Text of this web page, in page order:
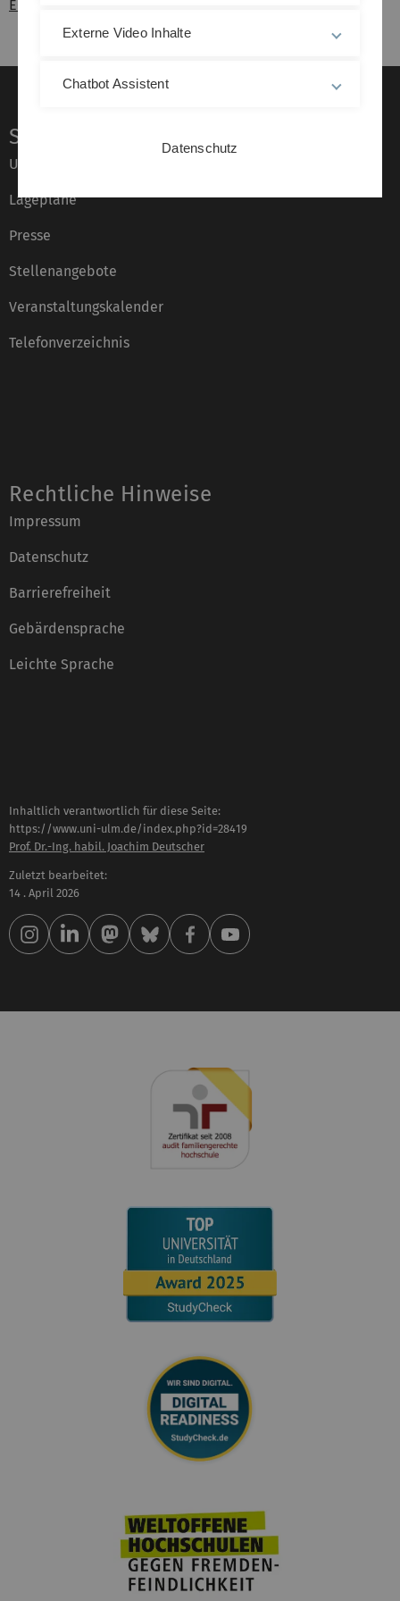
E-Mail
Service
Universität von A–Z
Lagepläne
Presse
Stellenangebote
Veranstaltungskalender
Telefonverzeichnis
Rechtliche Hinweise
Impressum
Datenschutz
Barrierefreiheit
Gebärdensprache
Leichte Sprache
Inhaltlich verantwortlich für diese Seite:
https://www.uni-ulm.de/index.php?id=28419
Prof. Dr.-Ing. habil. Joachim Deutscher
Zuletzt bearbeitet:
14 . April 2026
Externe Video Inhalte
Chatbot Assistent
Datenschutz